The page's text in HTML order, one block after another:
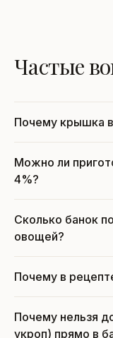
Частые
Почему крышка
Можно ли
4%?
Сколько банок
овощей?
Почему в
Почему нельзя
укроп) прямо в